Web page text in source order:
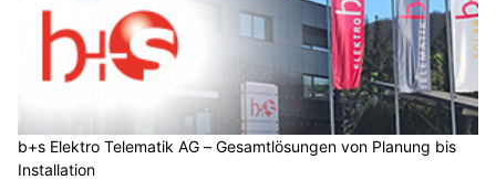
b+s Elektro Telematik AG – Gesamtlösungen von Planung bis
Installation